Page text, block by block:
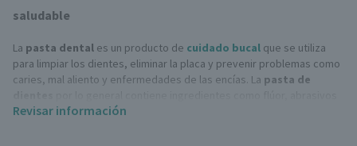
saludable
La pasta dental es un producto de cuidado bucal que se utiliza
para limpiar los dientes, eliminar la placa y prevenir problemas como
caries, mal aliento y enfermedades de las encías. La pasta de
suaves y agentes que promueven la salud dental y el frescor.
Revisar información